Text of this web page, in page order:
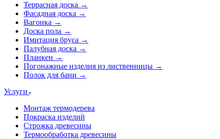
Террасная доска →
Фасадная доска →
Вагонка →
Доска пола →
Имитация бруса →
Палубная доска →
Планкен →
Погонажные изделия из лиственницы →
Полок для бани →
Услуги
Монтаж термодерева
Покраска изделий
Строжка древесины
Термообработка древесины